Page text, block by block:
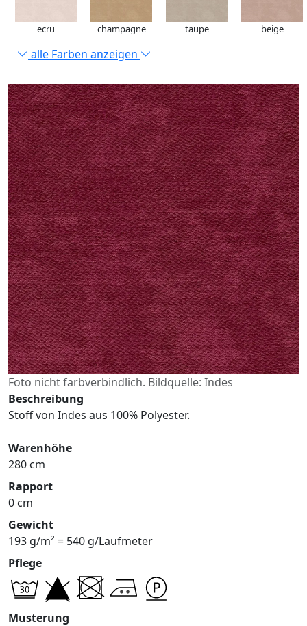
ecru champagne taupe beige
alle Farben anzeigen
Foto nicht farbverbindlich. Bildquelle: Indes
Beschreibung
Stoff von Indes aus 100% Polyester.
Warenhöhe
280 cm
Rapport
0 cm
Gewicht
193 g/m² = 540 g/Laufmeter
Pflege
Musterung